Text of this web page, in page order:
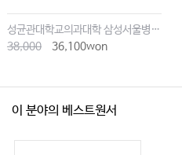
성균관대학교의과대학 삼성서울병원내과
38,000
36,100won
이 분야의 베스트원서